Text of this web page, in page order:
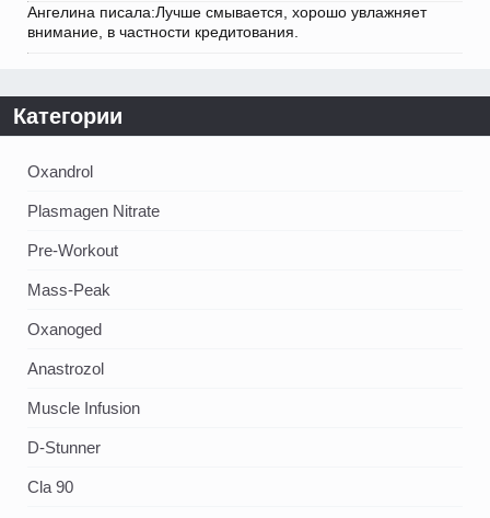
Ангелина писала:Лучше смывается, хорошо увлажняет
внимание, в частности кредитования.
Категории
Oxandrol
Plasmagen Nitrate
Pre-Workout
Mass-Peak
Oxanoged
Аnastrozol
Muscle Infusion
D-Stunner
Cla 90